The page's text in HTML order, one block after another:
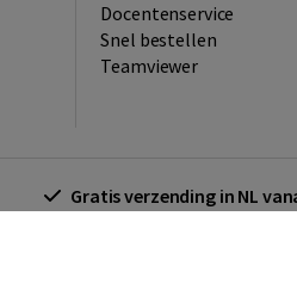
Docentenservice
Snel bestellen
Teamviewer
Gratis verzending in NL